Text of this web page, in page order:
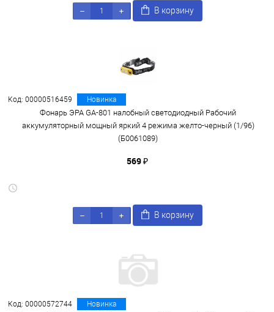
В корзину
Код: 00000516459 Новинка
Фонарь ЭРА GA-801 налобный светодиодный Рабочий
аккумуляторный мощный яркий 4 режима желто-черный (1/96)
(Б0061089)
569 ₽
В корзину
Код: 00000572744 Новинка